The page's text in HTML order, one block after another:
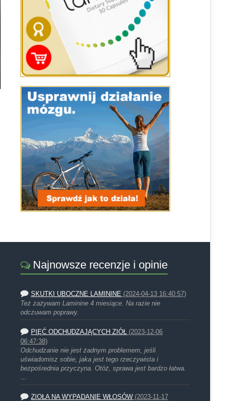
Najnowsze recenzje i opinie
SKUTKI UBOCZNE LAMININE (2024-04-13 16:40:57)
Też zażywam Laminine 4 miesiące. Na razie nie
odczuwam poprawy.
PIĘĆ ODCHUDZAJĄCYCH ZIÓŁ (2023-12-06
06:47:38)
Odchudzanie nie jest żadnym problemem, jeśli
uświadomisz sobie, jaka jest tego rzeczywista i
bezpośrednia przyczyna. Otóż, sprawa jest bardzo łatwa.
…
ZIOŁA NA WYPADANIE WŁOSÓW (2023-11-17